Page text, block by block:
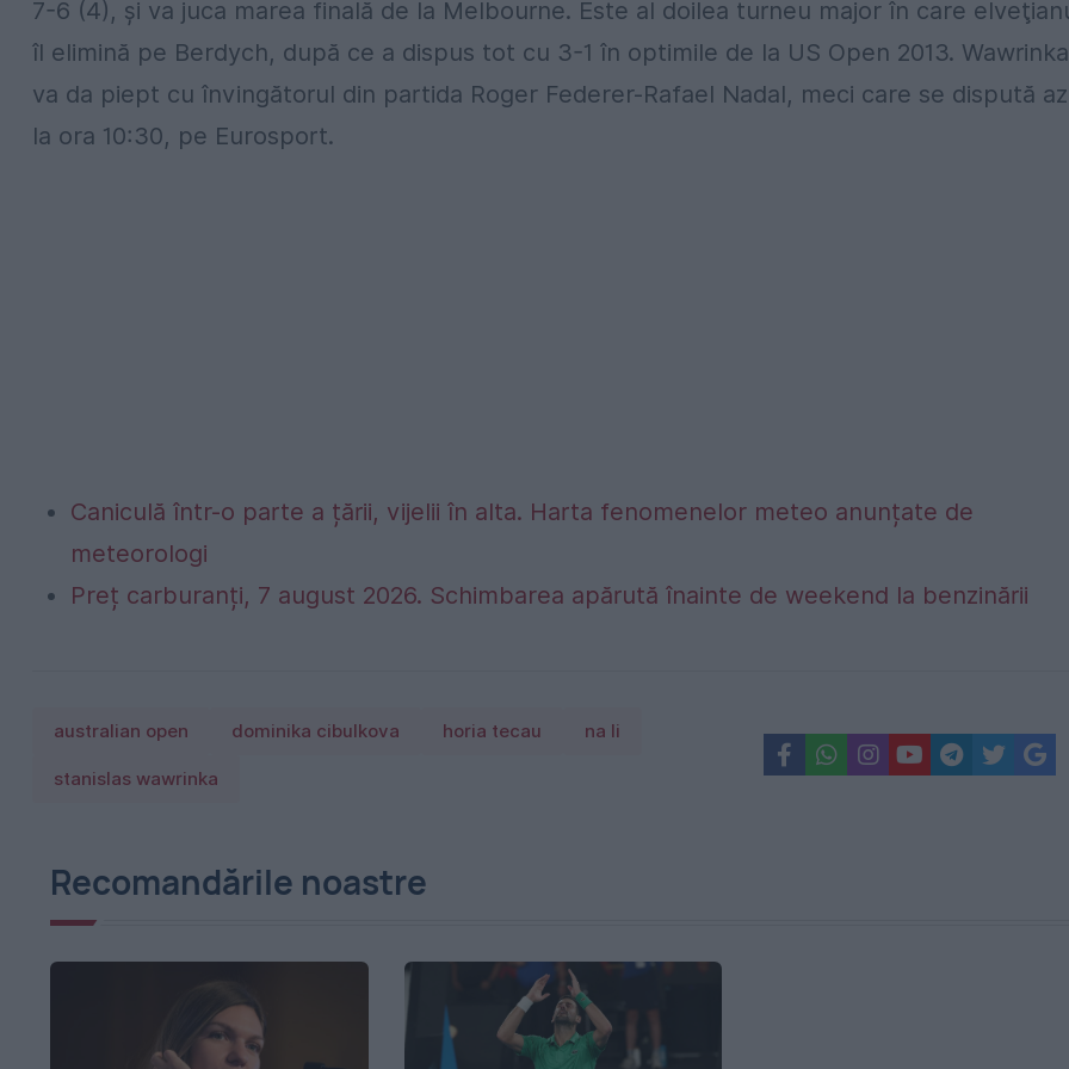
7-6 (4), şi va juca marea finală de la Melbourne. Este al doilea turneu major în care
îl elimină pe Berdych, după ce a dispus tot cu 3-1 în optimile de la US Open 2013. Wawrinka
va da piept cu învingătorul din partida Roger Federer-Rafael Nadal, meci care se dispută
la ora 10:30, pe Eurosport.
Caniculă într-o parte a țării, vijelii în alta. Harta fenomenelor meteo anunțate de
meteorologi
Preț carburanți, 7 august 2026. Schimbarea apărută înainte de weekend la benzinării
australian open dominika cibulkova horia tecau na li
stanislas wawrinka
Recomandările noastre